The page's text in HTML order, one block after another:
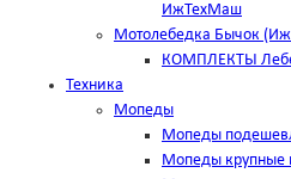
ИжТехМаш
Мотолебедка Бычок
КОМПЛЕКТЫ
Техника
Мопеды
Мопеды
Мопеды крупные